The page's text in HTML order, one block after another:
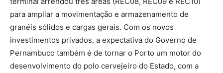
para ampliar a movimentação e armazenamento de
granéis sólidos e cargas gerais. Com os novos
investimentos privados, a expectativa do Governo de
Pernambuco também é de tornar o Porto um motor do
desenvolvimento do polo cervejeiro do Estado, com a